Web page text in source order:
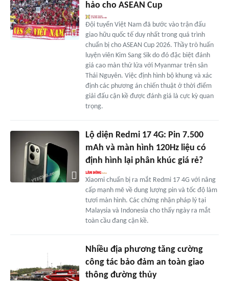
hảo cho ASEAN Cup
Đội tuyển Việt Nam đã bước vào trận đấu
giao hữu quốc tế duy nhất trong quá trình
chuẩn bị cho ASEAN Cup 2026. Thầy trò huấn
luyện viên Kim Sang Sik do đó đặc biệt đánh
giá cao màn thử lửa với Myanmar trên sân
Thái Nguyên. Việc định hình bộ khung và xác
định các phương án chiến thuật ở thời điểm
giải đấu cận kề được đánh giá là cực kỳ quan
trọng.
Lộ diện Redmi 17 4G: Pin 7.500
mAh và màn hình 120Hz liệu có
định hình lại phân khúc giá rẻ?
Xiaomi chuẩn bị ra mắt Redmi 17 4G với nâng
cấp mạnh mẽ về dung lượng pin và tốc độ làm
tươi màn hình. Các chứng nhận pháp lý tại
Malaysia và Indonesia cho thấy ngày ra mắt
toàn cầu đang cận kề.
Nhiều địa phương tăng cường
công tác bảo đảm an toàn giao
thông đường thủy